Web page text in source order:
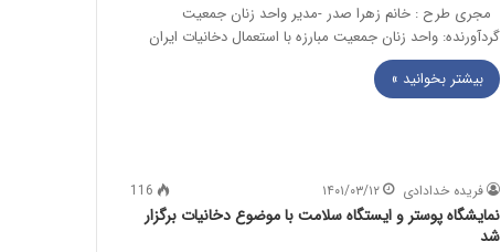
مجری طرح : خانم زهرا صدر -مدیر واحد زنان جمعیت
گردآورنده: واحد زنان جمعیت مبارزه با استعمال دخانیات ایران
بیشتر بخوانید »
فریده خدادادی ۱۴۰۱/۰۳/۱۲ 116
نمایشگاه پوستر و ایستگاه سلامت با موضوع دخانیات برگزار
شد